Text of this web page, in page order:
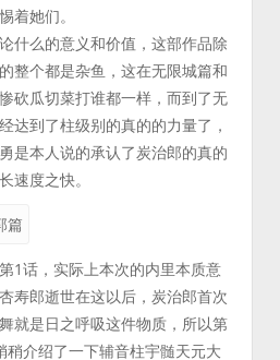
着她们。
什么的意义和价值，这部作品除
整个都是杂鱼，这在无限城篇和
砍瓜切菜打谁都一样，而到了无
达到了柱级别的真的的力量了，
是本人说的承认了炭治郎的真的
速度之快。
1话，实际上本次的内里本质意
寿郎逝世在这以后，炭治郎首次
是日之呼吸这件物质，所以第
稍介绍了一下辅音柱宇髄天元大